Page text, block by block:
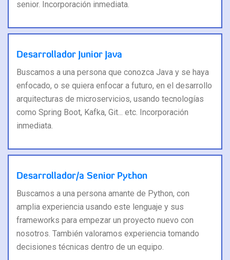
senior. Incorporación inmediata.
Desarrollador Junior Java
Buscamos a una persona que conozca Java y se haya
enfocado, o se quiera enfocar a futuro, en el desarrollo
arquitecturas de microservicios, usando tecnologías
como Spring Boot, Kafka, Git... etc. Incorporación
inmediata.
Desarrollador/a Senior Python
Buscamos a una persona amante de Python, con
amplia experiencia usando este lenguaje y sus
frameworks para empezar un proyecto nuevo con
nosotros. También valoramos experiencia tomando
decisiones técnicas dentro de un equipo.